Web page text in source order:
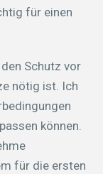
für einen
Schutz vor
nötig ist. Ich
können.
für die ersten